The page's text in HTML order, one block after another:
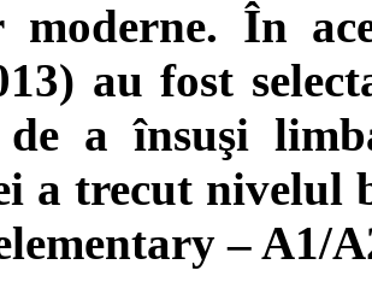
moderne. În
au fost
a însuşi
a trecut nivelul
– A1/